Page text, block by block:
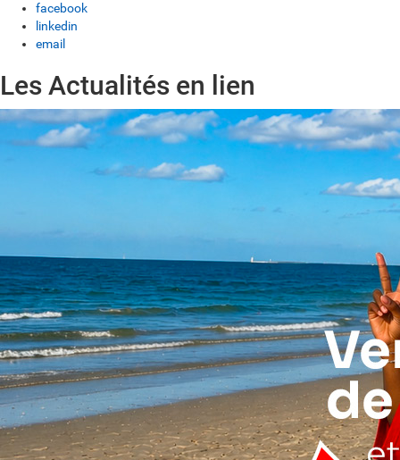
facebook
linkedin
email
Les Actualités en lien